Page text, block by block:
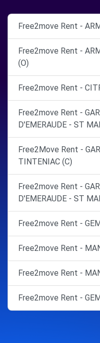
Free2move Rent -
Free2move Rent -
(O)
Free2move Rent -
Free2move Rent -
D'EMERAUDE - ST
Free2Move Rent -
TINTENIAC (C)
Free2move Rent -
D'EMERAUDE - ST
Free2move Rent -
Free2move Rent -
Free2move Rent -
Free2move Rent -